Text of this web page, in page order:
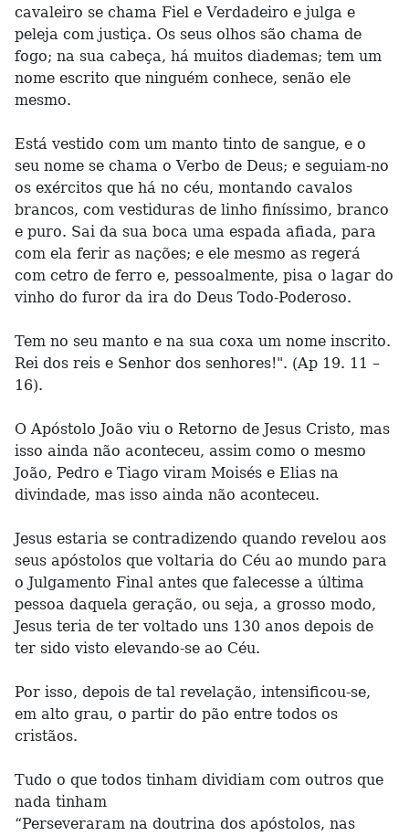
cavaleiro se chama Fiel e Verdadeiro e julga e
peleja com justiça. Os seus olhos são chama de
fogo; na sua cabeça, há muitos diademas; tem um
nome escrito que ninguém conhece, senão ele
mesmo.
Está vestido com um manto tinto de sangue, e o
seu nome se chama o Verbo de Deus; e seguiam-no
os exércitos que há no céu, montando cavalos
brancos, com vestiduras de linho finíssimo, branco
e puro. Sai da sua boca uma espada afiada, para
com ela ferir as nações; e ele mesmo as regerá
com cetro de ferro e, pessoalmente, pisa o lagar do
vinho do furor da ira do Deus Todo-Poderoso.
Tem no seu manto e na sua coxa um nome inscrito.
Rei dos reis e Senhor dos senhores!". (Ap 19. 11 –
16).
O Apóstolo João viu o Retorno de Jesus Cristo, mas
isso ainda não aconteceu, assim como o mesmo
João, Pedro e Tiago viram Moisés e Elias na
divindade, mas isso ainda não aconteceu.
Jesus estaria se contradizendo quando revelou aos
seus apóstolos que voltaria do Céu ao mundo para
o Julgamento Final antes que falecesse a última
pessoa daquela geração, ou seja, a grosso modo,
Jesus teria de ter voltado uns 130 anos depois de
ter sido visto elevando-se ao Céu.
Por isso, depois de tal revelação, intensificou-se,
em alto grau, o partir do pão entre todos os
cristãos.
Tudo o que todos tinham dividiam com outros que
nada tinham
“Perseveraram na doutrina dos apóstolos, nas